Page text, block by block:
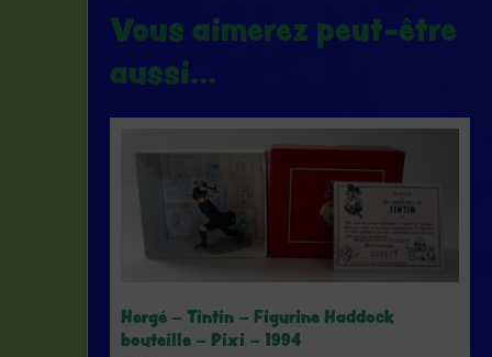
Vous aimerez peut-être
aussi…
Hergé – Tintin – Figurine Haddock
bouteille – Pixi – 1994